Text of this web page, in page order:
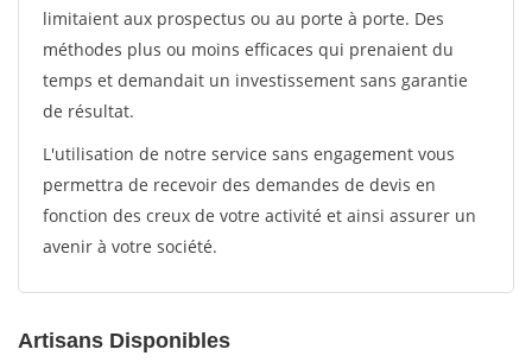
limitaient aux prospectus ou au porte à porte. Des
méthodes plus ou moins efficaces qui prenaient du
temps et demandait un investissement sans garantie
de résultat.
L'utilisation de notre service sans engagement vous
permettra de recevoir des demandes de devis en
fonction des creux de votre activité et ainsi assurer un
avenir à votre société.
Artisans Disponibles